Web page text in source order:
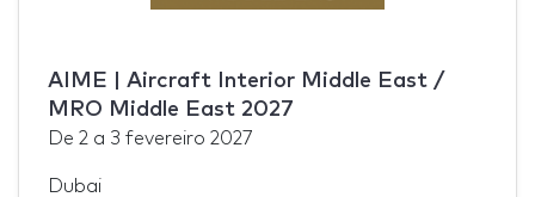
AIME | Aircraft Interior Middle East /
MRO Middle East 2027
De 2 a 3 fevereiro 2027
Dubai